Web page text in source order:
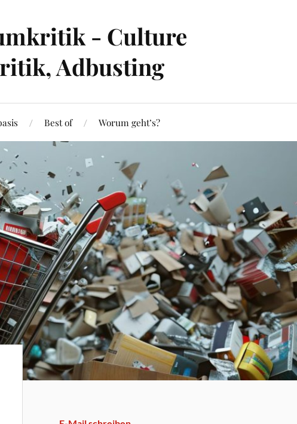
- Culture
Adbusting
Best of Worum geht’s?